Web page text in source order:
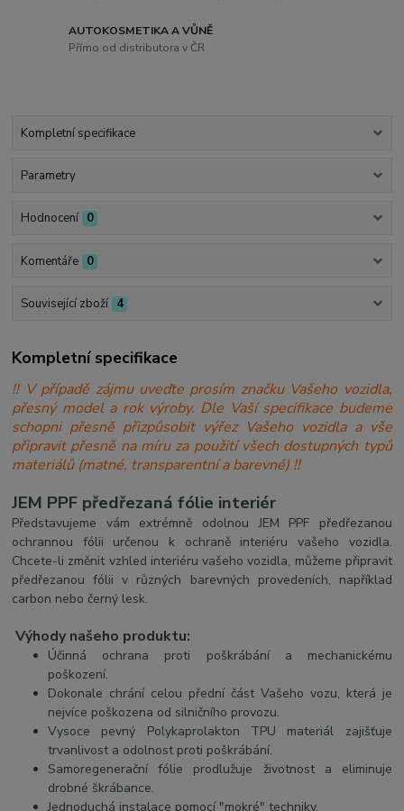
AUTOKOSMETIKA A VŮNĚ
Přímo od distributora v ČR
Kompletní specifikace
Parametry
Hodnocení 0
Komentáře 0
Související zboží 4
Kompletní specifikace
!! V případě zájmu uveďte prosím značku Vašeho vozidla,
přesný model a rok výroby. Dle Vaší specifikace budeme
schopni přesně přizpůsobit výřez Vašeho vozidla a vše
připravit přesně na míru za použití všech dostupných typů
materiálů (matné, transparentní a barevné) !!
JEM PPF předřezaná fólie interiér
Představujeme vám extrémně odolnou JEM PPF předřezanou
ochrannou fólii určenou k ochraně interiéru vašeho vozidla.
Chcete-li změnit vzhled interiéru vašeho vozidla, můžeme připravit
předřezanou fólii v různých barevných provedeních, například
carbon nebo černý lesk.
Výhody našeho produktu:
Účinná ochrana proti poškrábání a mechanickému
poškození.
Dokonale chrání celou přední část Vašeho vozu, která je
nejvíce poškozena od silničního provozu.
Vysoce pevný Polykaprolakton TPU materiál zajišťuje
trvanlivost a odolnost proti poškrábání.
Samoregenerační fólie prodlužuje životnost a eliminuje
drobné škrábance.
Jednoduchá instalace pomocí "mokré" techniky.